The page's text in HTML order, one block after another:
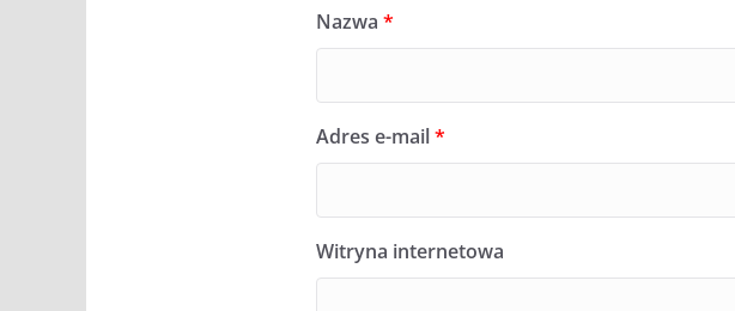
Nazwa *
Adres e-mail*
Witryna internetowa